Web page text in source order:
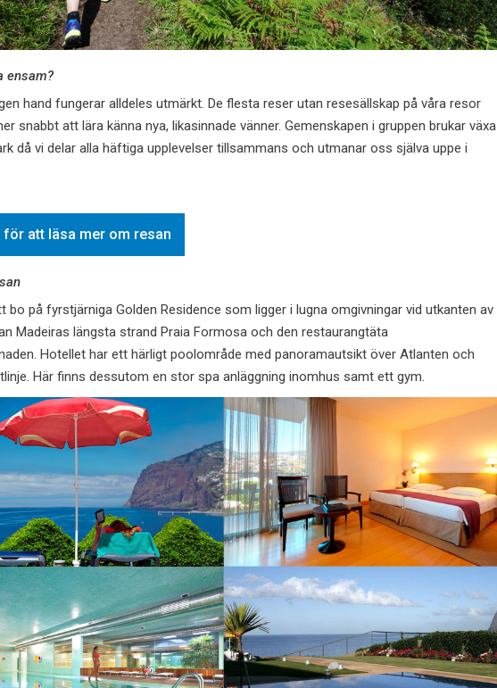
ensam?
hand fungerar alldeles utmärkt. De flesta reser utan resesällskap på våra resor
snabbt att lära känna nya, likasinnade vänner. Gemenskapen i gruppen brukar växa
då vi delar alla häftiga upplevelser tillsammans och utmanar oss själva uppe i
för att läsa mer om resan
bo på fyrstjärniga Golden Residence som ligger i lugna omgivningar vid utkanten av
Madeiras längsta strand Praia Formosa och den restaurangtäta
Hotellet har ett härligt poolområde med panoramautsikt över Atlanten och
Här finns dessutom en stor spa anläggning inomhus samt ett gym.